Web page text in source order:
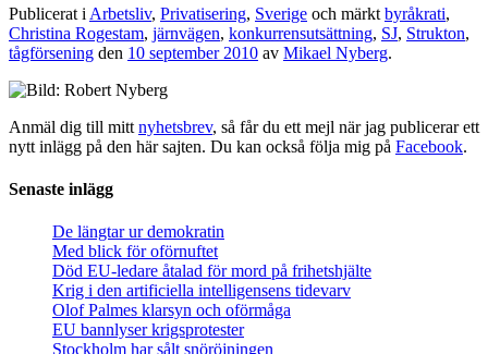
Publicerat i Arbetsliv, Privatisering, Sverige och märkt byråkrati,
Christina Rogestam, järnvägen, konkurrensutsättning, SJ, Strukton,
tågförsening den 10 september 2010 av Mikael Nyberg.
Anmäl dig till mitt nyhetsbrev, så får du ett mejl när jag publicerar ett
nytt inlägg på den här sajten. Du kan också följa mig på Facebook.
Senaste inlägg
De längtar ur demokratin
Med blick för oförnuftet
Död EU-ledare åtalad för mord på frihetshjälte
Krig i den artificiella intelligensens tidevarv
Olof Palmes klarsyn och oförmåga
EU bannlyser krigsprotester
Stockholm har sålt snöröjningen